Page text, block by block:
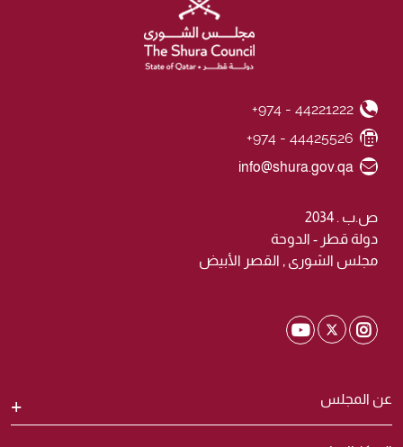
عن المجلس
Phone Number
+974 - 44221222
Fax Number
+974 - 44425526
Email ID
info@shura.gov.qa
ص.ب . 2034
دولة قطر - الدوحة
مجلس الشورى , القصر الأبيض
Shura Instagram
Shura Twitter
Shura Youtube